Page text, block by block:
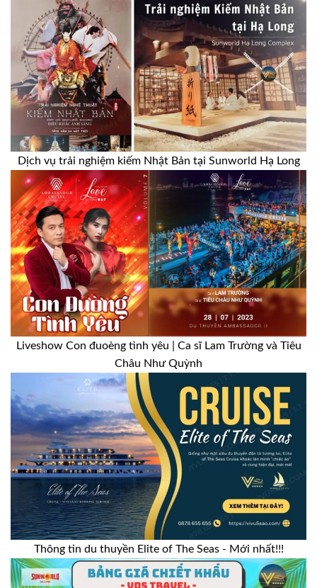
Dịch vụ trải nghiệm kiếm Nhật Bản tại Sunworld Hạ Long
Liveshow Con đuoèng tình yêu | Ca sĩ Lam Trường và Tiêu
Châu Như Quỳnh
Thông tin du thuyền Elite of The Seas - Mới nhất!!!